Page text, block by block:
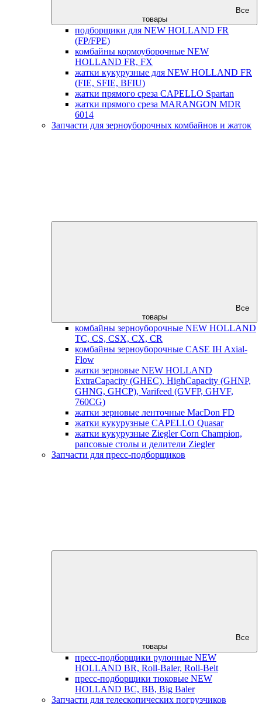
Все
товары
подборщики для NEW HOLLAND FR
(FP/FPE)
комбайны кормоуборочные NEW
HOLLAND FR, FX
жатки кукурузные для NEW HOLLAND FR
(FIE, SFIE, BFIU)
жатки прямого среза CAPELLO Spartan
жатки прямого среза MARANGON MDR
6014
Запчасти для зерноуборочных комбайнов и жаток
Все
товары
комбайны зерноуборочные NEW HOLLAND
TC, CS, CSX, CX, CR
комбайны зерноуборочные CASE IH Axial-
Flow
жатки зерновые NEW HOLLAND
ExtraCapacity (GHEC), HighCapacity (GHNP,
GHNG, GHCP), Varifeed (GVFP, GHVF,
760CG)
жатки зерновые ленточные MacDon FD
жатки кукурузные CAPELLO Quasar
жатки кукурузные Ziegler Corn Champion,
рапсовые столы и делители Ziegler
Запчасти для пресс-подборщиков
Все
товары
пресс-подборщики рулонные NEW
HOLLAND BR, Roll-Baler, Roll-Belt
пресс-подборщики тюковые NEW
HOLLAND BC, BB, Big Baler
Запчасти для телескопических погрузчиков